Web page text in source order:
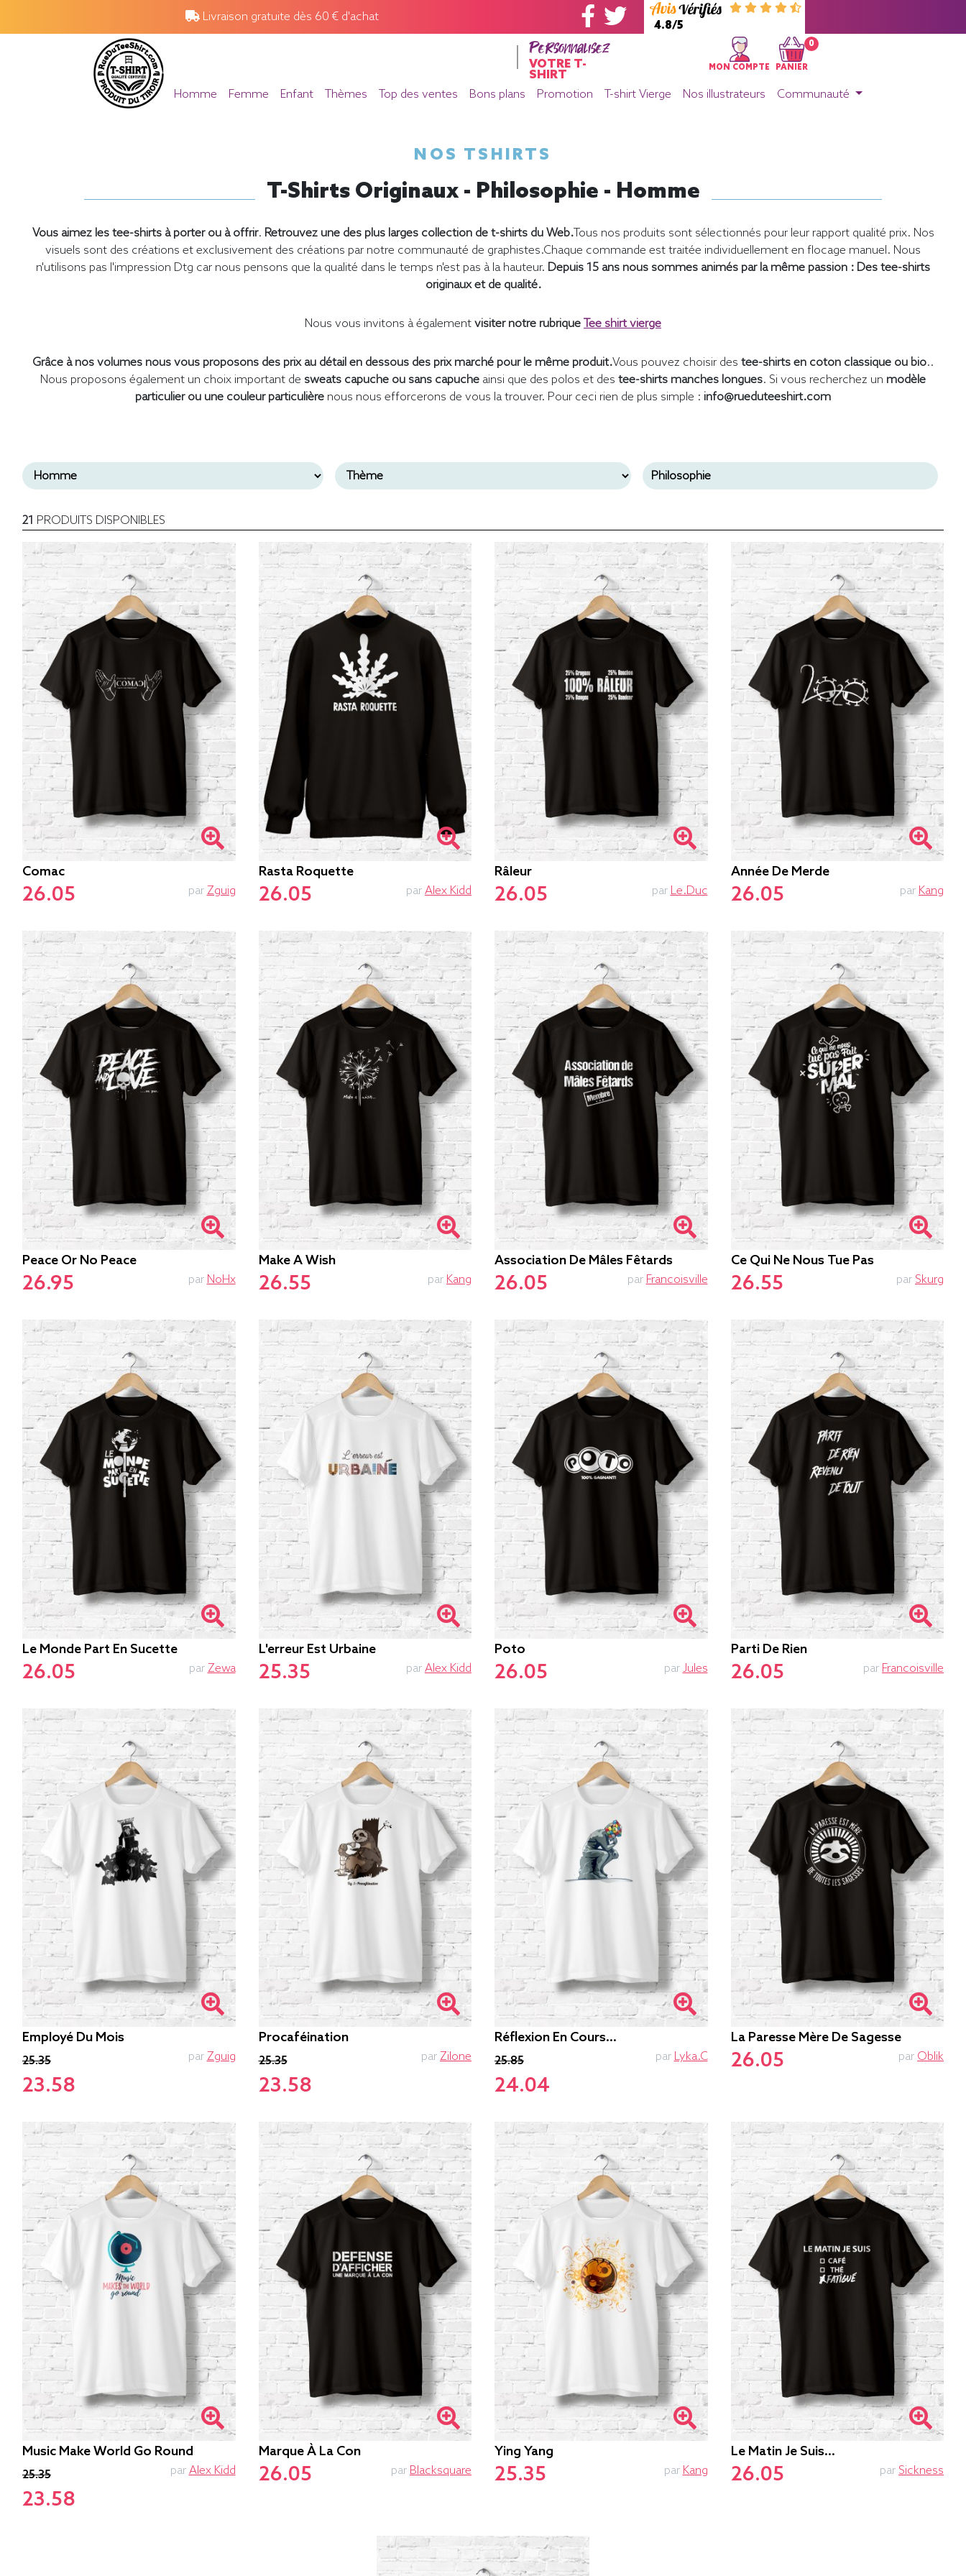
Livraison gratuite dès 60 € d'achat
4.8/5
Personnalisez
VOTRE T-
SHIRT
MON COMPTE
0
PANIER
Homme Femme Enfant Thèmes Top des ventes Bons plans Promotion T-shirt Vierge Nos illustrateurs Communauté
NOS TSHIRTS
T-Shirts Originaux - Philosophie - Homme
Vous aimez les tee-shirts à porter ou à offrir. Retrouvez une des plus larges collection de t-shirts du Web.Tous nos produits sont sélectionnés pour leur rapport qualité prix. Nos
visuels sont des créations et exclusivement des créations par notre communauté de graphistes.Chaque commande est traitée individuellement en flocage manuel. Nous
n'utilisons pas l'impression Dtg car nous pensons que la qualité dans le temps n'est pas à la hauteur. Depuis 15 ans nous sommes animés par la même passion : Des tee-shirts
originaux et de qualité.
Nous vous invitons à également visiter notre rubrique Tee shirt vierge
Grâce à nos volumes nous vous proposons des prix au détail en dessous des prix marché pour le même produit.Vous pouvez choisir des tee-shirts en coton classique ou bio..
Nous proposons également un choix important de sweats capuche ou sans capuche ainsi que des polos et des tee-shirts manches longues. Si vous recherchez un modèle
particulier ou une couleur particulière nous nous efforcerons de vous la trouver. Pour ceci rien de plus simple : info@rueduteeshirt.com
21 PRODUITS DISPONIBLES
Comac
26.05 par Zguig
Rasta Roquette
26.05 par Alex Kidd
Râleur
26.05 par Le.duc
Année De Merde
26.05 par Kang
Peace Or No Peace
26.95 par NoHx
Make A Wish
26.55 par Kang
Association De Mâles Fêtards
26.05 par Francoisville
Ce Qui Ne Nous Tue Pas
26.55 par Skurg
Le Monde Part En Sucette
26.05 par Zewa
L'erreur Est Urbaine
25.35 par Alex Kidd
Poto
26.05 par Jules
Parti De Rien
26.05 par Francoisville
Employé Du Mois
25.35
23.58
par Zguig
Procaféination
25.35
23.58
par Zilone
Réflexion En Cours...
25.85
24.04
par Lyka.C
La Paresse Mère De Sagesse
26.05 par Oblik
Music Make World Go Round
25.35
23.58
par Alex Kidd
Marque À La Con
26.05 par Blacksquare
Ying Yang
25.35 par Kang
Le Matin Je Suis...
26.05 par Sickness